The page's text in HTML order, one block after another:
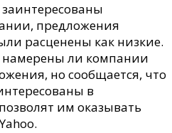
предложения
расценены как низкие.
намерены ли компании
но сообщается, что
в
им оказывать